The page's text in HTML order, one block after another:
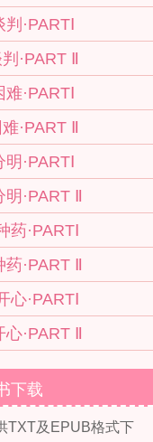
·PARTⅠ
·PART Ⅱ
·PARTⅠ
·PART Ⅱ
·PARTⅠ
·PART Ⅱ
·PARTⅠ
·PART Ⅱ
·PARTⅠ
·PART Ⅱ
下载
TXT及EPUB格式下